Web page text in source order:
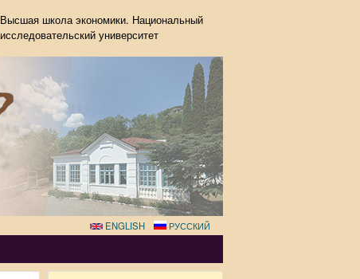
Высшая школа экономики. Национальный
исследовательский университет
ENGLISH РУССКИЙ